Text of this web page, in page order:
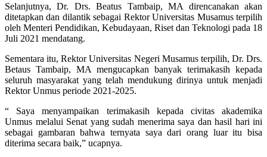
Selanjutnya, Dr. Drs. Beatus Tambaip, MA direncanakan akan
ditetapkan dan dilantik sebagai Rektor Universitas Musamus terpilih
oleh Menteri Pendidikan, Kebudayaan, Riset dan Teknologi pada 18
Juli 2021 mendatang.
Sementara itu, Rektor Universitas Negeri Musamus terpilih, Dr. Drs.
Betaus Tambaip, MA mengucapkan banyak terimakasih kepada
seluruh masyarakat yang telah mendukung dirinya untuk menjadi
Rektor Unmus periode 2021-2025.
“ Saya menyampaikan terimakasih kepada civitas akademika
Unmus melalui Senat yang sudah menerima saya dan hasil hari ini
sebagai gambaran bahwa ternyata saya dari orang luar itu bisa
diterima secara baik,” ucapnya.